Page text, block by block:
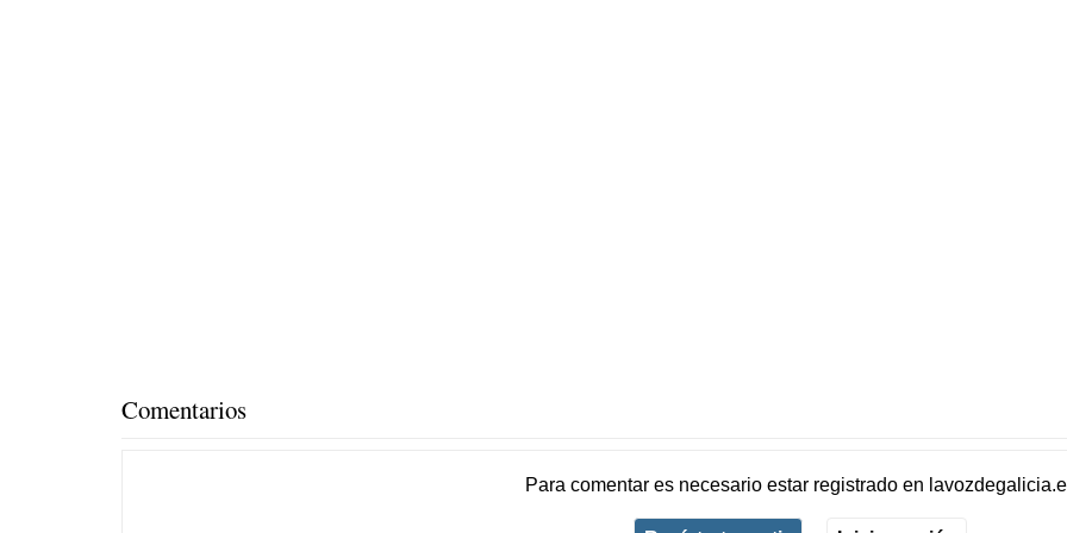
Comentarios
Para comentar es necesario estar registradoen